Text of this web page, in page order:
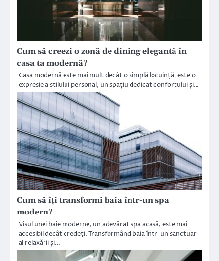
Cum să creezi o zonă de dining elegantă în
casa ta modernă?
Casa modernă este mai mult decât o simplă locuință; este o
expresie a stilului personal, un spațiu dedicat confortului și…
Cum să îți transformi baia într-un spa
modern?
Visul unei baie moderne, un adevărat spa acasă, este mai
accesibil decât credeți. Transformând baia într-un sanctuar
al relaxării și…